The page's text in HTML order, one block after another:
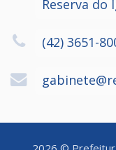
Reserva do
(42) 3651-